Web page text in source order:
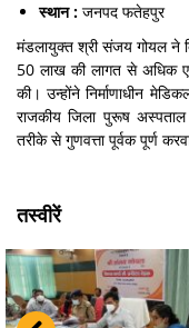
स्थान : जनपद फतेहपुर
मंडलायुक्त श्री संजय गोयल ने
50 लाख की लागत से अधिक एवं
की। उन्होंने निर्माणाधीन
राजकीय जिला पुरूष अस्पताल
तरीके से गुणवत्ता पूर्वक पूर्ण
तस्वीरें